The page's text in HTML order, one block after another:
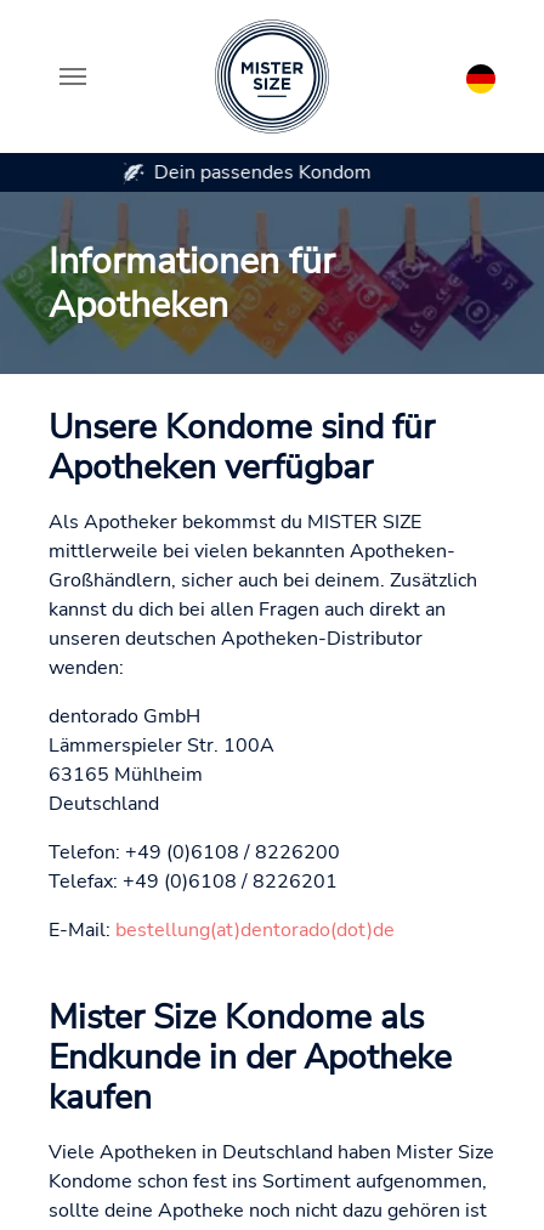
Zum Hauptinhalt springen
Erhältlich in 7 Kondomgrößen
Informationen für
Apotheken
Unsere Kondome sind für
Apotheken verfügbar
Als Apotheker bekommst du MISTER SIZE
mittlerweile bei vielen bekannten Apotheken-
Großhändlern, sicher auch bei deinem. Zusätzlich
kannst du dich bei allen Fragen auch direkt an
unseren deutschen Apotheken-Distributor
wenden:
dentorado GmbH
Lämmerspieler Str. 100A
63165 Mühlheim
Deutschland
Telefon: +49 (0)6108 / 8226200
Telefax: +49 (0)6108 / 8226201
E-Mail: bestellung(at)dentorado(dot)de
Mister Size Kondome als
Endkunde in der Apotheke
kaufen
Viele Apotheken in Deutschland haben Mister Size
Kondome schon fest ins Sortiment aufgenommen,
sollte deine Apotheke noch nicht dazu gehören ist